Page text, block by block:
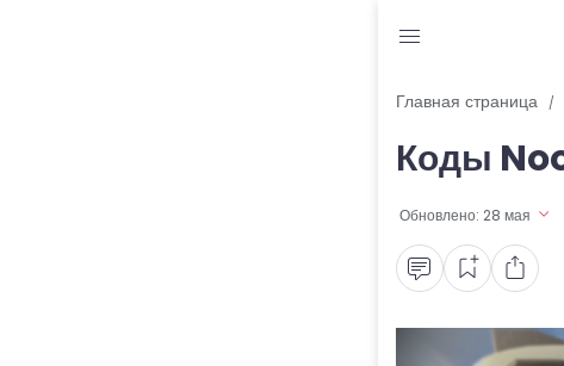
Блог
Читы и коды
Промокоды
Ошибки
Руководства
Главная страница
Коды
Обновлено: 28 мая